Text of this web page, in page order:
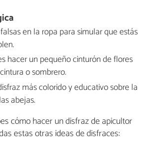
en la ropa para simular que estás
hacer un pequeño cinturón de flores
o sombrero.
más colorido y educativo sobre la
abejas.
cómo hacer un disfraz de apicultor
estas otras ideas de disfraces: